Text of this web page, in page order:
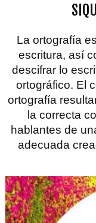
La ortografía
escritura, así
descifrar lo
ortográfico. El
ortografía
la correcta
hablantes de
adecuada